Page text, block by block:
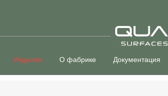
Изделия О фабрике Документация